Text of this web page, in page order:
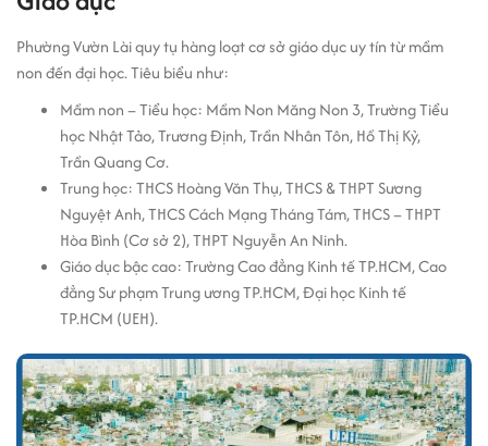
Phường Vườn Lài quy tụ hàng loạt cơ sở giáo dục uy tín từ mầm
non đến đại học. Tiêu biểu như:
Mầm non – Tiểu học: Mầm Non Măng Non 3, Trường Tiểu
học Nhật Tảo, Trương Định, Trần Nhân Tôn, Hồ Thị Kỷ,
Trần Quang Cơ.
Trung học: THCS Hoàng Văn Thụ, THCS & THPT Sương
Nguyệt Anh, THCS Cách Mạng Tháng Tám, THCS – THPT
Hòa Bình (Cơ sở 2), THPT Nguyễn An Ninh.
Giáo dục bậc cao: Trường Cao đẳng Kinh tế TP.HCM, Cao
đẳng Sư phạm Trung ương TP.HCM, Đại học Kinh tế
TP.HCM (UEH).